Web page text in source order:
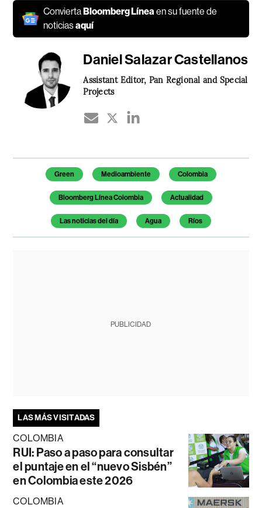
ConviertaBloomberg Líneaen su fuente de
noticiasaquí
Daniel Salazar Castellanos
Assistant Editor, Pan Regional and Special
Projects
Temas de este artículo
Green Medioambiente Colombia
Bloomberg Línea Colombia Actualidad
Las noticias del día Agua Ríos
PUBLICIDAD
LAS MÁS VISITADAS
COLOMBIA
RUI: Paso a paso para consultar
el puntaje en el “nuevo Sisbén”
en Colombia este 2026
COLOMBIA